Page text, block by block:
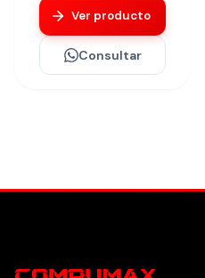
Ver producto
Consultar